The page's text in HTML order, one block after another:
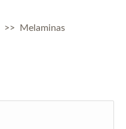
Melaminas